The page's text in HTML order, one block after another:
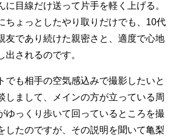
に目線だけ送って片手を軽く上げる。
ちょっとしたやり取りだけでも、10代
友であり続けた親密さと、適度で心地
出されるのです。
でも相手の空気感込みで撮影したいと
しまして、メインの方が立っている周
ゆっくり歩いて回っているところを撮
したのですが、その説明を聞いて亀梨